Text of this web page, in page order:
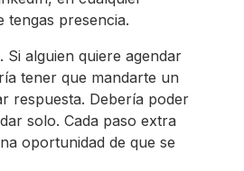
tengas presencia.
Si alguien quiere agendar
tener que mandarte un
respuesta. Debería poder
solo. Cada paso extra
oportunidad de que se